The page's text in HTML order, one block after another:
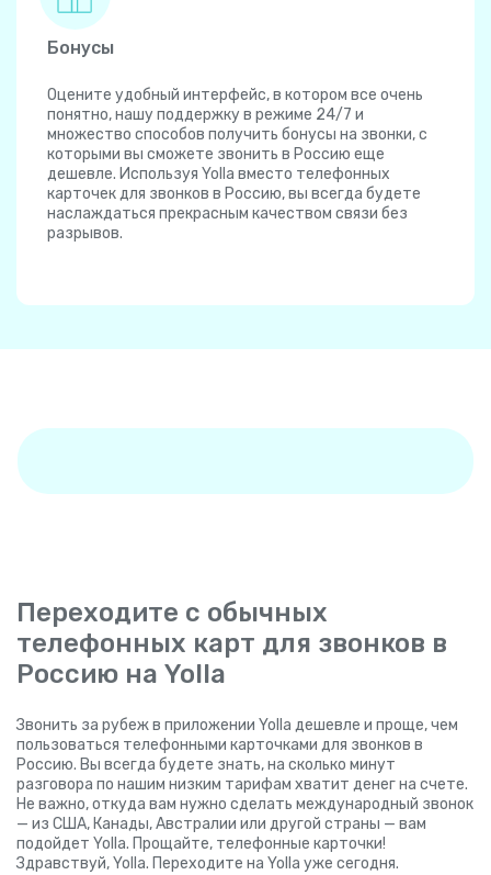
Бонусы
Оцените удобный интерфейс, в котором все очень
понятно, нашу поддержку в режиме 24/7 и
множество способов получить бонусы на звонки, с
которыми вы сможете звонить в Россию еще
дешевле. Используя Yolla вместо телефонных
карточек для звонков в Россию, вы всегда будете
наслаждаться прекрасным качеством связи без
разрывов.
Переходите с обычных
телефонных карт для звонков в
Россию на Yolla
Звонить за рубеж в приложении Yolla дешевле и проще, чем
пользоваться телефонными карточками для звонков в
Россию. Вы всегда будете знать, на сколько минут
разговора по нашим низким тарифам хватит денег на счете.
Не важно, откуда вам нужно сделать международный звонок
— из США, Канады, Австралии или другой страны — вам
подойдет Yolla. Прощайте, телефонные карточки!
Здравствуй, Yolla. Переходите на Yolla уже сегодня.